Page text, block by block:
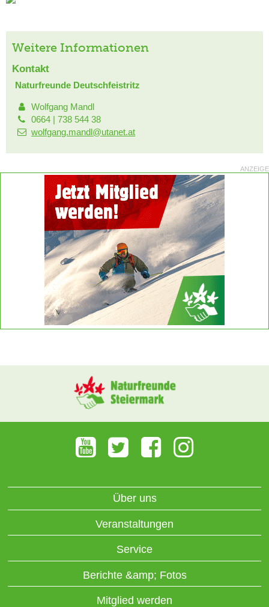
Weitere Informationen
Kontakt
Naturfreunde Deutschfeistritz
Wolfgang Mandl
0664 | 738 544 38
wolfgang.mandl@utanet.at
ANZEIGE
Über uns
Veranstaltungen
Service
Berichte &amp; Fotos
Mitglied werden